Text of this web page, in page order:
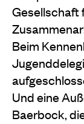
Gesellschaft
Beim
Und eine
Baerbock,